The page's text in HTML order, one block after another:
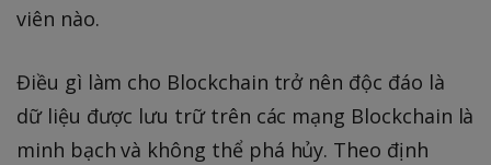
viên nào.
Điều gì làm cho Blockchain trở nên độc đáo là
dữ liệu được lưu trữ trên các mạng Blockchain là
minh bạch và không thể phá hủy. Theo định